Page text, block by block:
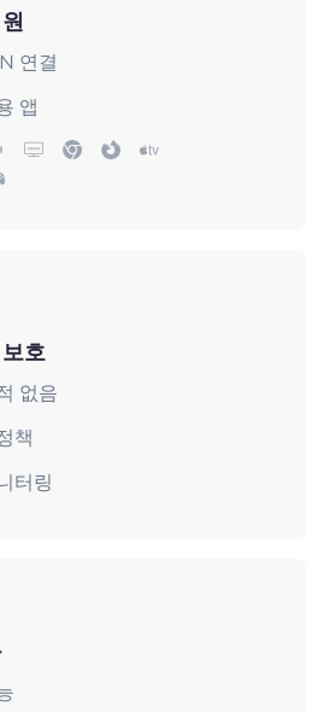
연결
앱
호
없음
책
터링